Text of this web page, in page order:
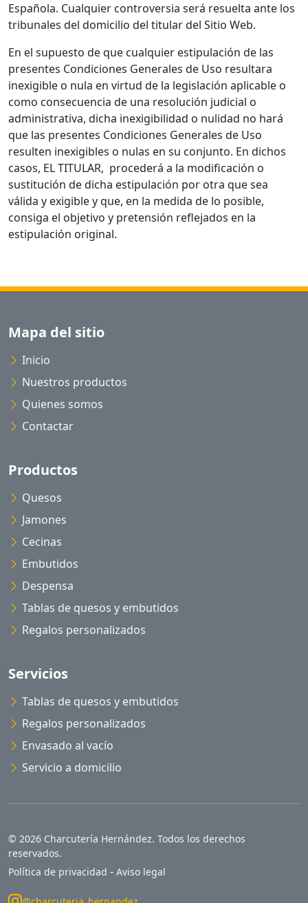
Española. Cualquier controversia será resuelta ante los
tribunales del domicilio del titular del Sitio Web.
En el supuesto de que cualquier estipulación de las
presentes Condiciones Generales de Uso resultara
inexigible o nula en virtud de la legislación aplicable o
como consecuencia de una resolución judicial o
administrativa, dicha inexigibilidad o nulidad no hará
que las presentes Condiciones Generales de Uso
resulten inexigibles o nulas en su conjunto. En dichos
casos, EL TITULAR, procederá a la modificación o
sustitución de dicha estipulación por otra que sea
válida y exigible y que, en la medida de lo posible,
consiga el objetivo y pretensión reflejados en la
estipulación original.
Mapa del sitio
Inicio
Nuestros productos
Quienes somos
Contactar
Productos
Quesos
Jamones
Cecinas
Embutidos
Despensa
Tablas de quesos y embutidos
Regalos personalizados
Servicios
Tablas de quesos y embutidos
Regalos personalizados
Envasado al vacío
Servicio a domicilio
© 2026 Charcutería Hernández. Todos los derechos
reservados.
Política de privacidad - Aviso legal